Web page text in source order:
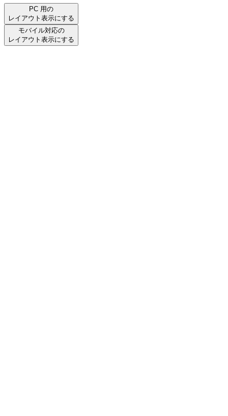
PC 用の
レイアウト表示にする
モバイル対応の
レイアウト表示にする